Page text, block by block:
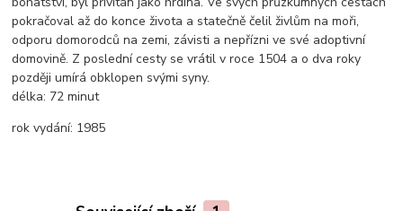
pokračoval až do konce života a statečně čelil živlům na moři,
odporu domorodců na zemi, závisti a nepřízni ve své adoptivní
domovině. Z poslední cesty se vrátil v roce 1504 a o dva roky
později umírá obklopen svými syny.
délka: 72 minut
rok vydání: 1985